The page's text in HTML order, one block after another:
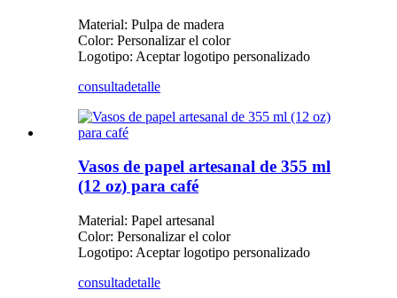
Material: Pulpa de madera
Color: Personalizar el color
Logotipo: Aceptar logotipo personalizado
consultadetalle
Vasos de papel artesanal de 355 ml
(12 oz) para café
Material: Papel artesanal
Color: Personalizar el color
Logotipo: Aceptar logotipo personalizado
consultadetalle